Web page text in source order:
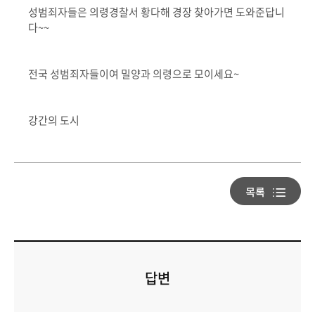
성범죄자들은 의령경찰서 황다해 경장 찾아가면 도와준답니
다~~
전국 성범죄자들이여 밀양과 의령으로 모이세요~
강간의 도시
답변